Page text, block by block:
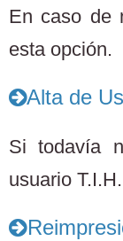
En caso de
esta opción.
Alta de
Si todavía
usuario